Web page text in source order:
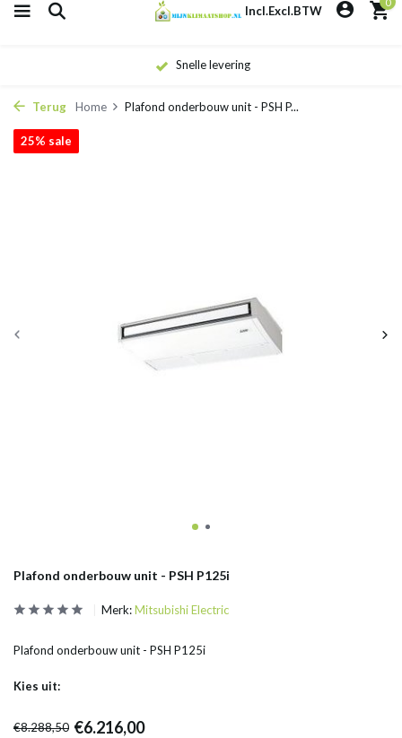
Incl.Excl.BTW
Snelle levering
Terug Home Plafond onderbouw unit - PSH P...
Plafond onderbouw unit - PSH P125i
25% sale
Merk:Mitsubishi Electric
Plafond onderbouw unit - PSH P125i
Kies uit:
€8.288,50 €6.216,00